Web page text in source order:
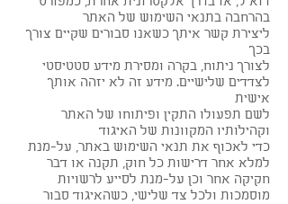
בהרחבה בתנאי השימוש של האתר
ליצירת קשר איתך כשאנו סבורים שקיים צורך
בכך
לצורך ניתוח, בקרה ומסירת מידע סטטיסטי
לצדדים שלישיים. מידע זה לא יזהה אותך
אישית
לשם תפעולו התקין ופיתוחו של האתר
וקהילותיו המקוונות של האיגוד
כדי לאכוף את תנאי השימוש באתר, על-מנת
למלא אחר דרישות כל חוק, תקנה או דבר
חקיקה אחר וכן על-מנת לסייע לרשויות
מוסמכות ולכל צד שלישי, כשהאיגוד סבור